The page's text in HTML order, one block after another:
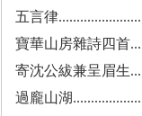
五言律
寶華山房雜詩四首
寄沈公紱兼呈眉生
過龐山湖